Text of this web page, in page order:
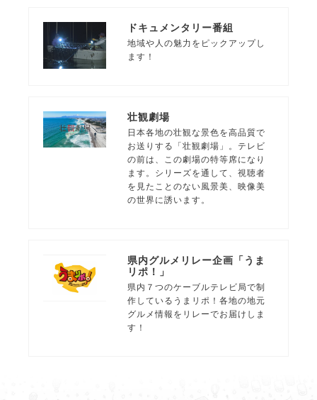
ドキュメンタリー番組
地域や人の魅力をピックアップし
ます！
壮観劇場
日本各地の壮観な景色を高品質で
お送りする「壮観劇場」。テレビ
の前は、この劇場の特等席になり
ます。シリーズを通して、視聴者
を見たことのない風景美、映像美
の世界に誘います。
県内グルメリレー企画「うま
リポ！」
県内７つのケーブルテレビ局で制
作しているうまリポ！各地の地元
グルメ情報をリレーでお届けしま
す！